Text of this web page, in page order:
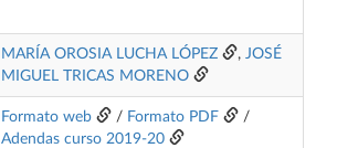
MARÍA OROSIA LUCHA LÓPEZ , JOSÉ
MIGUEL TRICAS MORENO
Formato web / Formato PDF
/
Adendas curso 2019-20